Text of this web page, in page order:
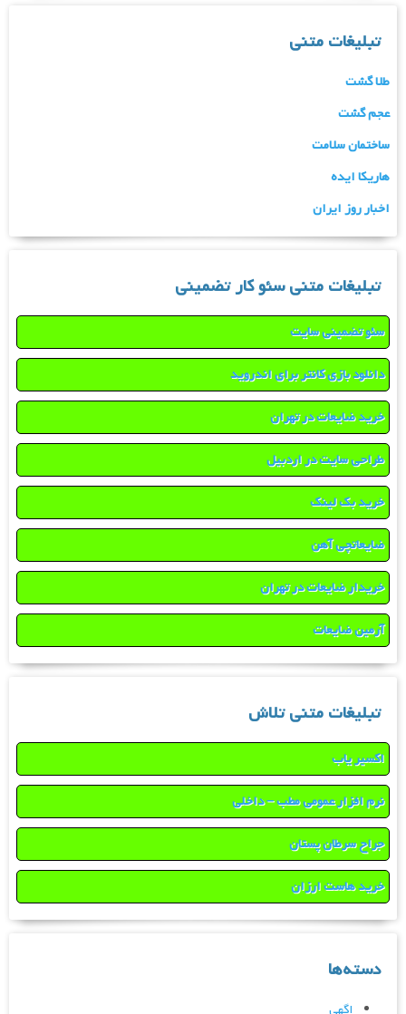
تبلیغات متنی
طلا گشت
عجم گشت
ساختمان سلامت
هاریکا ایده
اخبار روز ایران
تبلیغات متنی سئو کار تضمینی
سئو تضمینی سایت
دانلود بازی کانتر برای اندروید
خرید ضایعات در تهران
طراحی سایت در اردبیل
خرید بک لینک
ضایعاتچی آهن
خریدار ضایعات در تهران
آرمین ضایعات
تبلیغات متنی تلاش
اکسیر یاب
نرم افزار عمومی مطب – داخلی
جراح سرطان پستان
خرید هاست ارزان
دسته‌ها